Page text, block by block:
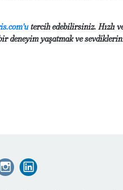
tercih edebilirsiniz. Hızlı
yaşatmak ve
Instagram